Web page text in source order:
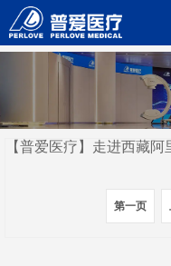
【普爱医疗】走进西藏阿
第一页